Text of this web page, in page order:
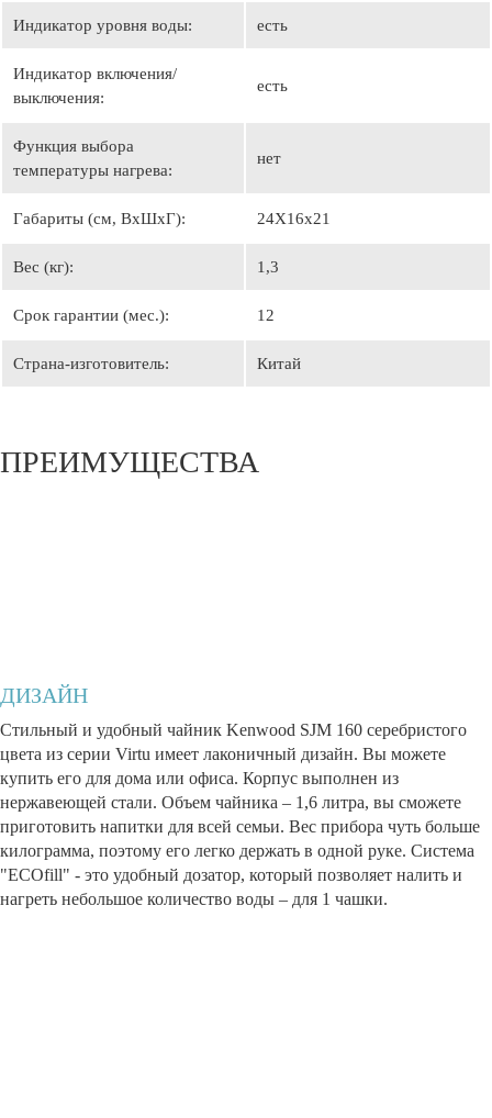
Индикатор уровня воды: есть
Индикатор включения/
выключения:
есть
Функция выбора
температуры нагрева:
нет
Габариты (см, ВхШхГ): 24Х16х21
Вес (кг): 1,3
Срок гарантии (мес.): 12
Страна-изготовитель: Китай
ПРЕИМУЩЕСТВА
ДИЗАЙН
Стильный и удобный чайник Kenwood SJM 160 серебристого
цвета из серии Virtu имеет лаконичный дизайн. Вы можете
купить его для дома или офиса. Корпус выполнен из
нержавеющей стали. Объем чайника – 1,6 литра, вы сможете
приготовить напитки для всей семьи. Вес прибора чуть больше
килограмма, поэтому его легко держать в одной руке. Система
"ЕCOfill" - это удобный дозатор, который позволяет налить и
нагреть небольшое количество воды – для 1 чашки.